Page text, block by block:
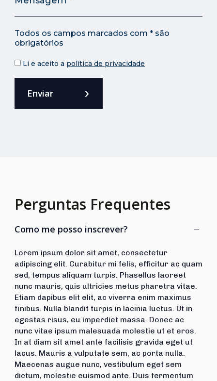
Todos os campos marcados com * são
obrigatórios
Li e aceito a política de privacidade
Perguntas Frequentes
Como me posso inscrever? −
Lorem ipsum dolor sit amet, consectetur
adipiscing elit. Curabitur mi felis, efficitur ac quam
sed, tempus aliquam turpis. Phasellus laoreet
nunc mauris, quis ultricies metus pharetra vitae.
Etiam dapibus elit elit, ac viverra enim maximus
finibus. Nulla blandit turpis in lacinia luctus. Ut in
egestas risus, eu imperdiet massa. Donec ac
nunc vitae ipsum malesuada molestie ut et eros.
In at diam sit amet ante facilisis gravida eget ut
lacus. Mauris a vulputate sem, ac porta nulla.
Maecenas augue nunc, vestibulum eget sem
dictum, molestie euismod ante. Duis fermentum